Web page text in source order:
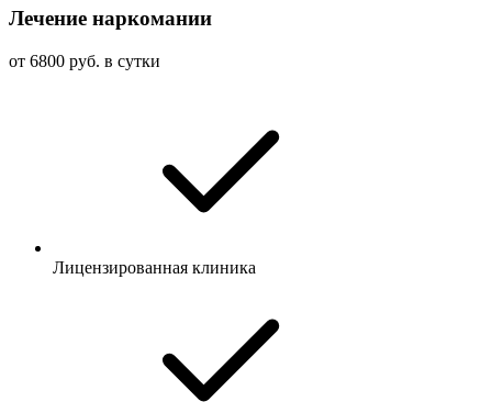
Лечение наркомании
от 6800 руб. в сутки
Лицензированная клиника